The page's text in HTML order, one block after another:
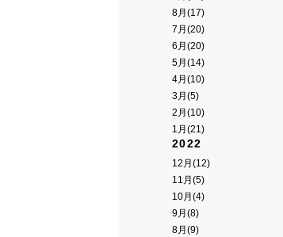
8月(17)
7月(20)
6月(20)
5月(14)
4月(10)
3月(5)
2月(10)
1月(21)
2022
12月(12)
11月(5)
10月(4)
9月(8)
8月(9)